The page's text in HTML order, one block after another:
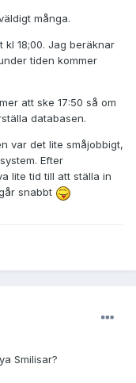
många.
18;00. Jag beräknar
tiden kommer
att ske 17:50 så om
databasen.
var det lite småjobbigt,
Efter
lite tid till att ställa in
snabbt
Smilisar?